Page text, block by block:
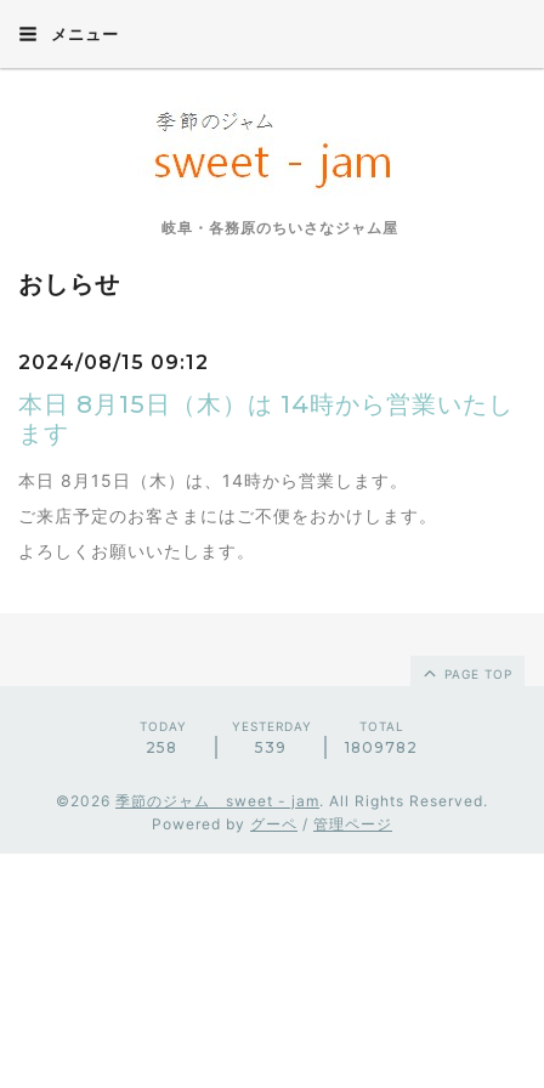
メニュー
岐阜・各務原のちいさなジャム屋
おしらせ
2024/08/15 09:12
本日 8月15日（木）は 14時から営業いたし
ます
本日 8月15日（木）は、14時から営業します。
ご来店予定のお客さまにはご不便をおかけします。
よろしくお願いいたします。
PAGE TOP
TODAY
258
YESTERDAY
539
TOTAL
1809782
©2026 季節のジャム sweet - jam. All Rights Reserved.
Powered by グーペ / 管理ページ